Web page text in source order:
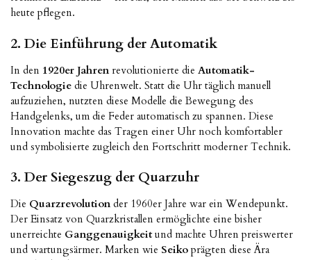
heute pflegen.
2. Die Einführung der Automatik
In den 1920er Jahrenrevolutionierte die Automatik-
Technologie die Uhrenwelt. Statt die Uhr täglich manuell
aufzuziehen, nutzten diese Modelle die Bewegung des
Handgelenks, um die Feder automatisch zu spannen. Diese
Innovation machte das Tragen einer Uhr noch komfortabler
und symbolisierte zugleich den Fortschritt moderner Technik.
3. Der Siegeszug der Quarzuhr
Die Quarzrevolutionder 1960er Jahre war ein Wendepunkt.
Der Einsatz von Quarzkristallen ermöglichte eine bisher
unerreichte Ganggenauigkeitund machte Uhren preiswerter
und wartungsärmer. Marken wie Seiko prägten diese Ära